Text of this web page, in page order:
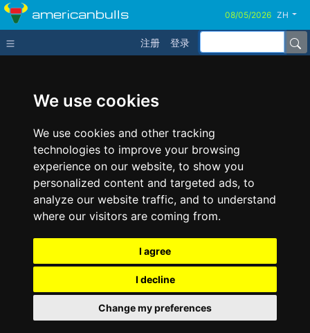
We use cookies
We use cookies and other tracking
technologies to improve your browsing
experience on our website, to show you
personalized content and targeted ads, to
analyze our website traffic, and to understand
where our visitors are coming from.
I agree
I decline
Change my preferences
americanbulls ZH
注册 登录